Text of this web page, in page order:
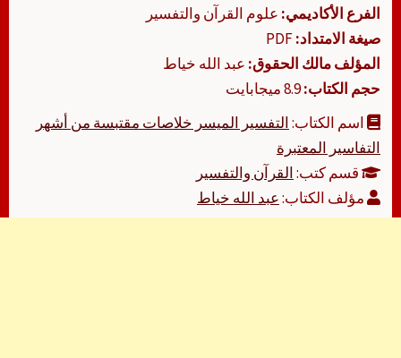
الفرع الأكاديمي: علوم القرآن والتفسير
صيغة الامتداد:
المؤلف مالك الحقوق: عبد الله خياط
حجم الكتاب:8.9 ميجابايت
اسم الكتاب:التفسير الميسر خلاصات مقتبسة من أشهر
التفاسير المعتبرة
قسم كتب:القرآن والتفسير
مؤلف الكتاب:عبد الله خياط